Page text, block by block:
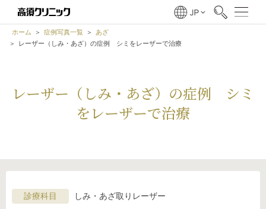
ホーム 症例写真一覧
あざ
レーザー（しみ・あざ）の症例 シミをレーザーで治療
レーザー（しみ・あざ）の症例 シミ
をレーザーで治療
診療科目 しみ・あざ取りレーザー